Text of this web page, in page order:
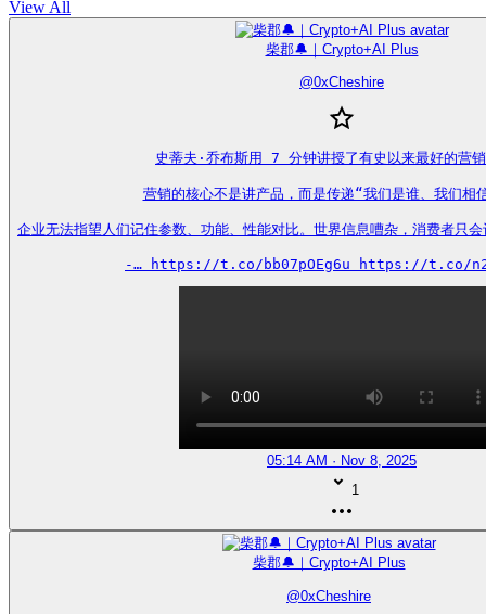
View All
柴郡🔔｜Crypto+AI Plus
@0xCheshire
史蒂夫·乔布斯用 7 分钟讲授了有史以来最好的营
营销的核心不是讲产品，而是传递“我们是谁、我们相
企业无法指望人们记住参数、功能、性能对比。世界信息嘈杂，消费者只
-… https://t.co/bb07pOEg6u https://t.co/
05:14 AM · Nov 8, 2025
1
柴郡🔔｜Crypto+AI Plus
@0xCheshire